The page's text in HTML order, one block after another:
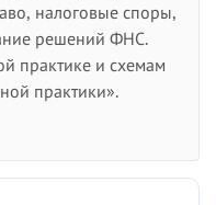
налоговые споры,
решений ФНС.
практике и схемам
практики».